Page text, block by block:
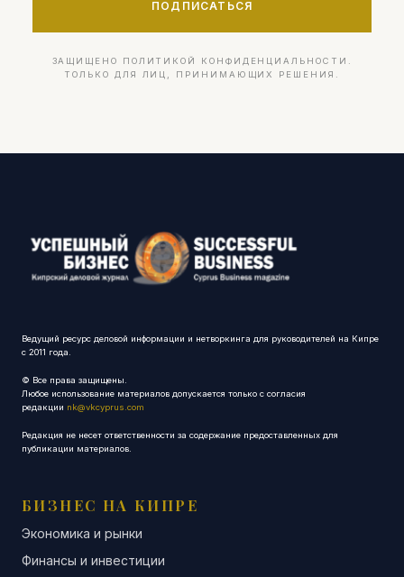
ПОДПИСАТЬСЯ
ЗАЩИЩЕНО ПОЛИТИКОЙ КОНФИДЕНЦИАЛЬНОСТИ.
ТОЛЬКО ДЛЯ ЛИЦ, ПРИНИМАЮЩИХ РЕШЕНИЯ.
Ведущий ресурс деловой информации и нетворкинга для руководителей на Кипре
с 2011 года.
© Все права защищены.
Любое использование материалов допускается только с согласия
редакции nk@vkcyprus.com
Редакция не несет ответственности за содержание предоставленных для
публикации материалов.
БИЗНЕС НА КИПРЕ
Экономика и рынки
Финансы и инвестиции